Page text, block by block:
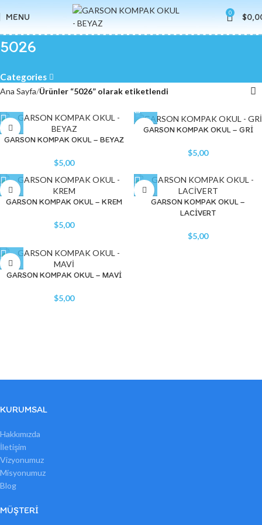
MENU 0 $
5026
Categories
Ana Sayfa Ürünler “5026” olarak etiketlendi
GARSON KOMPAK OKUL – BEYAZ
$5,00
GARSON KOMPAK OKUL – GRİ
$5,00
GARSON KOMPAK OKUL – KREM
$5,00
GARSON KOMPAK OKUL –
LACİVERT
$5,00
GARSON KOMPAK OKUL – MAVİ
$5,00
KURUMSAL
Hakkımızda
İletişim
Vizyonumuz
Misyonumuz
Blog
MÜŞTERI